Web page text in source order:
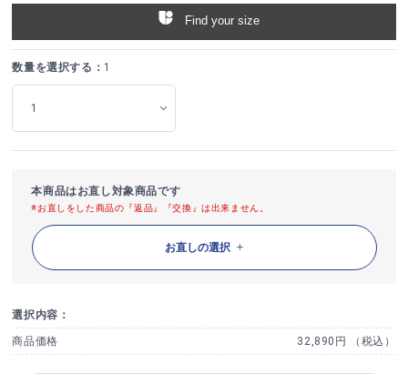
Find your size
数量を選択する： 1
本商品はお直し対象商品です
※お直しをした商品の『返品』『交換』は出来ません。
お直しの選択
選択内容：
商品価格 32,890円 （税込）